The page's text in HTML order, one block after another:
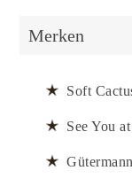
Merken
Soft
See You
Gütermann